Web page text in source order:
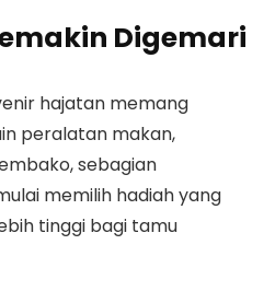
Digemari
hajatan memang
peralatan makan,
sebagian
memilih hadiah yang
tinggi bagi tamu